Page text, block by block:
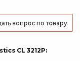
вопроспо товару
CL 3212P: